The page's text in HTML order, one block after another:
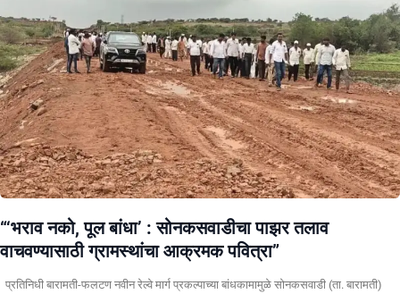
“‘भराव नको, पूल बांधा’ : सोनकसवाडीचा पाझर तलाव
वाचवण्यासाठी ग्रामस्थांचा आक्रमक पवित्रा”
प्रतिनिधी बारामती-फलटण नवीन रेल्वे मार्ग प्रकल्पाच्या बांधकामामुळे सोनकसवाडी (ता. बारामती)